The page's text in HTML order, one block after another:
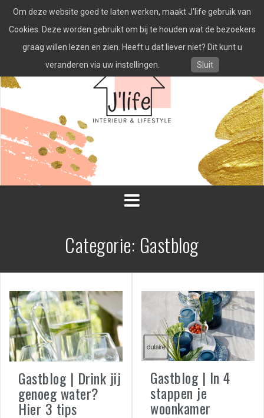
naar
inhoud
Categorie: Gastblog
Gastblog | Drink jij
genoeg water?
Hier 3 tips
Gastblog | In 4
stappen je
woonkamer
Om deze website goed te laten werken, maakt J'life gebruik van
Cookies. Deze worden gebruikt om bij te houden wat de bezoekers
graag willen lezen en zien. Heeft u dat liever niet? Dit kunt u
veranderen via uw instellingen.
Sluit